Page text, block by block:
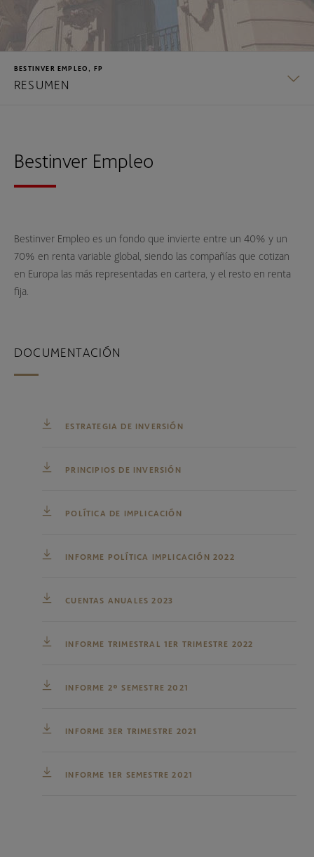
BESTINVER EMPLEO, FP
RESUMEN
Bestinver Empleo
Bestinver Empleo es un fondo que invierte entre un 40% y un
70% en renta variable global, siendo las compañías que cotizan
en Europa las más representadas en cartera, y el resto en renta
fija.
DOCUMENTACIÓN
ESTRATEGIA DE INVERSIÓN
PRINCIPIOS DE INVERSIÓN
POLÍTICA DE IMPLICACIÓN
INFORME POLÍTICA IMPLICACIÓN 2022
CUENTAS ANUALES 2023
INFORME TRIMESTRAL 1ER TRIMESTRE 2022
INFORME 2º SEMESTRE 2021
INFORME 3ER TRIMESTRE 2021
INFORME 1ER SEMESTRE 2021